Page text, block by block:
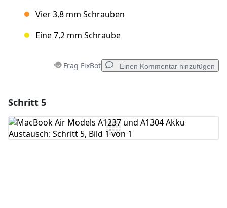
Vier 3,8 mm Schrauben
Eine 7,2 mm Schraube
Frag FixBot Einen Kommentar hinzufügen
Kommentar hinzufügen
Schritt 5